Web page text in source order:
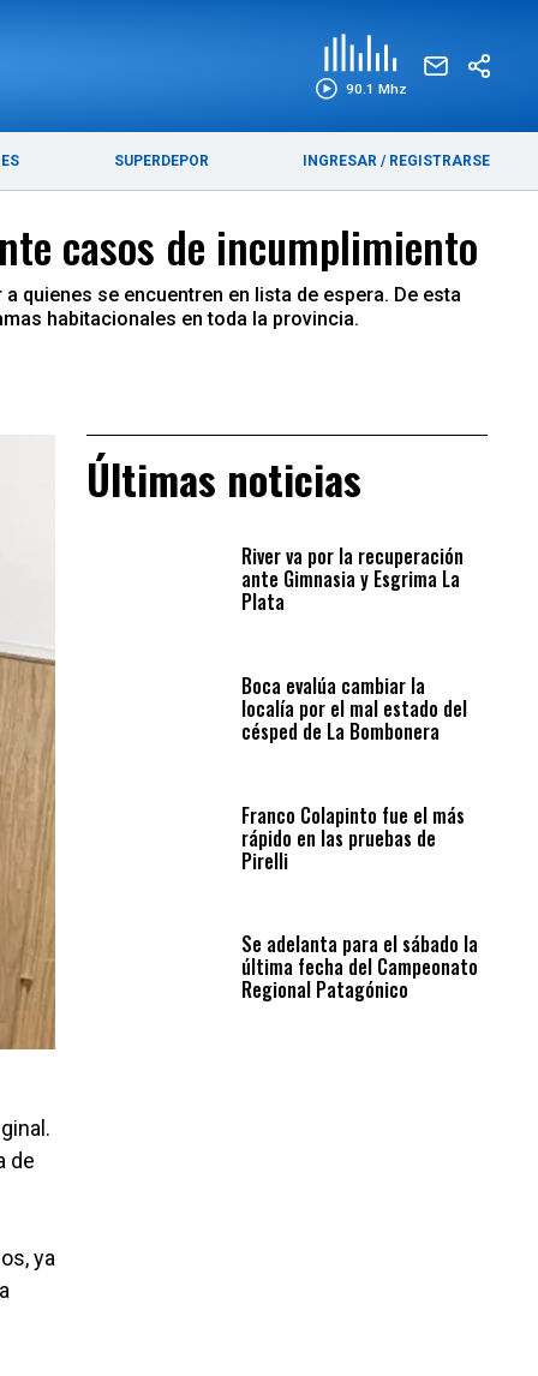
90.1 Mhz
SUPERDEPOR INGRESAR / REGISTRARSE
casos de incumplimiento
quienes se encuentren en lista de espera. De esta
habitacionales en toda la provincia.
de
ya
Últimas noticias
River va por la recuperación
ante Gimnasia y Esgrima La
Plata
Boca evalúa cambiar la
localía por el mal estado del
césped de La Bombonera
Franco Colapinto fue el más
rápido en las pruebas de
Pirelli
Se adelanta para el sábado la
última fecha del Campeonato
Regional Patagónico